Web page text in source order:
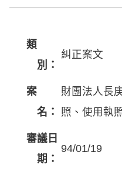
類
別：
糾正案文
案
名：
財團法人長
照、使用執
審議日
期：
94/01/19